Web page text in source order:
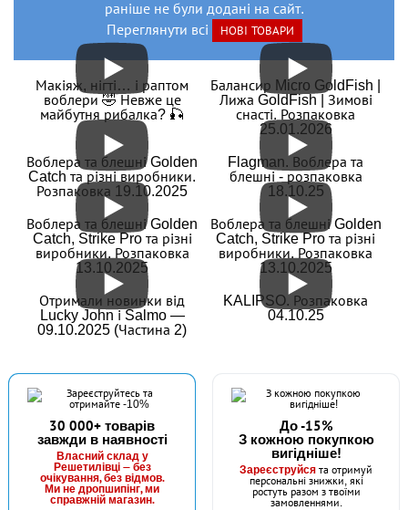
раніше не були додані на сайт.
Переглянути всі
НОВІ ТОВАРИ
Макіяж, нігті… і раптом
воблери 🤣 Невже це
майбутня рибалка? 🎣
Балансир Micro GoldFish |
Лижа GoldFish | Зимові
снасті. Розпаковка
25.01.2026
Воблера та блешні Golden
Catch та різні виробники.
Розпаковка 19.10.2025
Flagman. Воблера та
блешні - розпаковка
18.10.25
Воблера та блешні Golden
Catch, Strike Pro та різні
виробники. Розпаковка
13.10.2025
Воблера та блешні Golden
Catch, Strike Pro та різні
виробники. Розпаковка
13.10.2025
Отримали новинки від
Lucky John і Salmo —
09.10.2025 (Частина 2)
KALIPSO. Розпаковка
04.10.25
30 000+ товарів
завжди в наявності
Власний склад у
Решетилівці — без
очікування, без відмов.
Ми не дропшипінг, ми
справжній магазин.
До -15%
З кожною покупкою
вигідніше!
Зареєструйся та отримуй
персональні знижки, які
ростуть разом з твоїми
замовленнями.